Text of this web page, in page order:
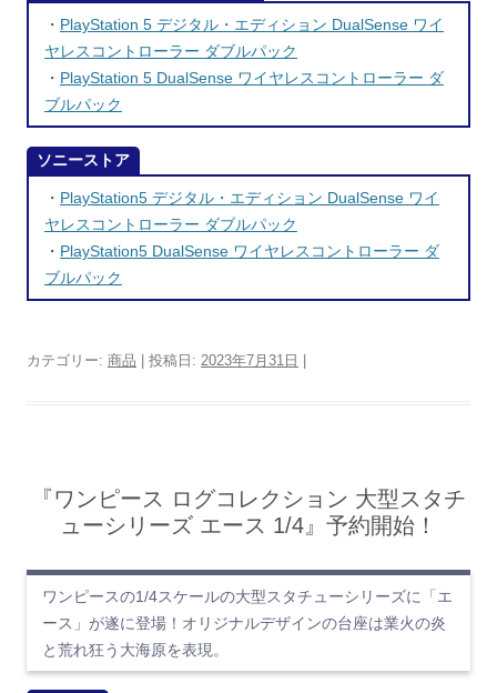
・ PlayStation 5 デジタル・エディション DualSense ワイ
ヤレスコントローラー ダブルパック
・ PlayStation 5 DualSense ワイヤレスコントローラー ダ
ブルパック
ソニーストア
・ PlayStation5 デジタル・エディション DualSense ワイ
ヤレスコントローラー ダブルパック
・ PlayStation5 DualSense ワイヤレスコントローラー ダ
ブルパック
カテゴリー: 商品 | 投稿日: 2023年7月31日
『ワンピース ログコレクション 大型スタチ
ューシリーズ エース 1/4』予約開始！
ワンピースの1/4スケールの大型スタチューシリーズに「エ
ース」が遂に登場！オリジナルデザインの台座は業火の炎
と荒れ狂う大海原を表現。